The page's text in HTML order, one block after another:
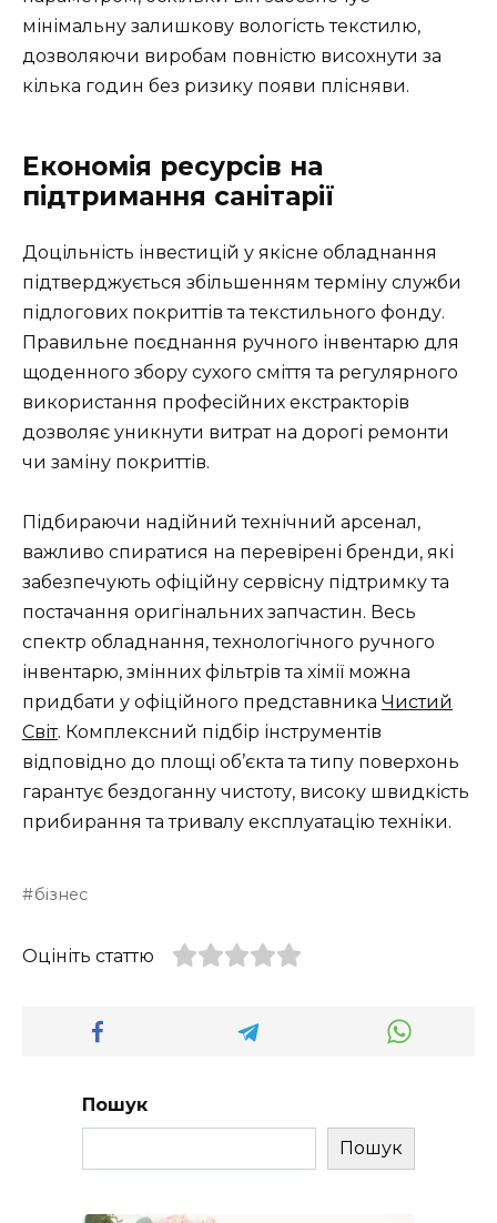
мінімальну залишкову вологість текстилю,
дозволяючи виробам повністю висохнути за
кілька годин без ризику появи плісняви.
Економія ресурсів на
підтримання санітарії
Доцільність інвестицій у якісне обладнання
підтверджується збільшенням терміну служби
підлогових покриттів та текстильного фонду.
Правильне поєднання ручного інвентарю для
щоденного збору сухого сміття та регулярного
використання професійних екстракторів
дозволяє уникнути витрат на дорогі ремонти
чи заміну покриттів.
Підбираючи надійний технічний арсенал,
важливо спиратися на перевірені бренди, які
забезпечують офіційну сервісну підтримку та
постачання оригінальних запчастин. Весь
спектр обладнання, технологічного ручного
інвентарю, змінних фільтрів та хімії можна
придбати у офіційного представника Чистий
Світ. Комплексний підбір інструментів
відповідно до площі об’єкта та типу поверхонь
гарантує бездоганну чистоту, високу швидкість
прибирання та тривалу експлуатацію техніки.
бізнес
Оцініть статтю
Пошук
Пошук